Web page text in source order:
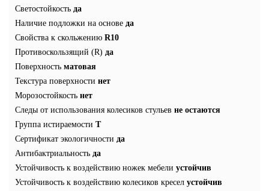
Светостойкость да
Наличие подложки на основе да
Свойства к скольжению R10
Противоскользящий (R) да
Поверхность матовая
Текстура поверхности нет
Морозостойкость нет
Следы от использования колесиков стульев не остаются
Группа истираемости T
Сертификат экологичности да
Антибактриальность да
Устойчивость к воздействию ножек мебели устойчив
Устойчивость к воздействию колесиков кресел устойчив